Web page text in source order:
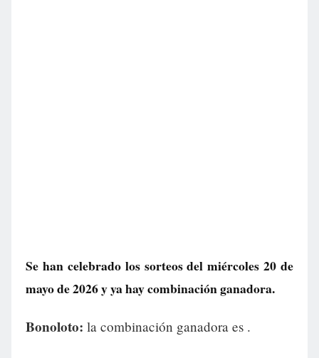
Se han celebrado los sorteos del miércoles 20 de
mayo de 2026 y ya hay combinación ganadora.
Bonoloto: la combinación ganadora es .